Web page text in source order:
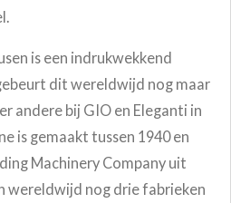
is een indrukwekkend
dit wereldwijd nog maar
andere bij GIO en Eleganti in
is gemaakt tussen 1940 en
Machinery Company uit
wereldwijd nog drie fabrieken